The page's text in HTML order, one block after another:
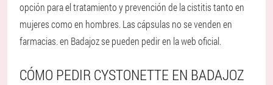
opción para el tratamiento y prevención de la cistitis tanto en
mujeres como en hombres. Las cápsulas no se venden en
farmacias. en Badajoz se pueden pedir en la web oficial.
CÓMO PEDIR CYSTONETTE EN BADAJOZ